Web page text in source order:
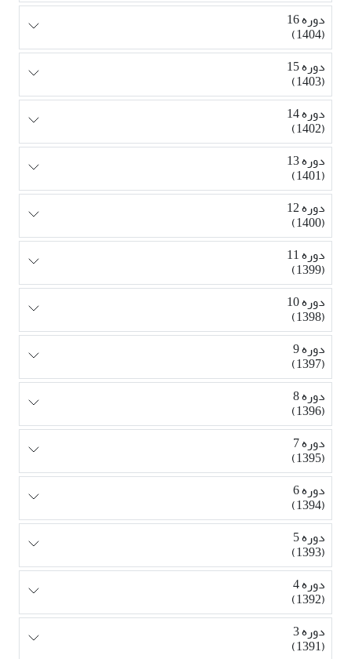
دوره 16
(1404)
دوره 15
(1403)
دوره 14
(1402)
دوره 13
(1401)
دوره 12
(1400)
دوره 11
(1399)
دوره 10
(1398)
دوره 9
(1397)
دوره 8
(1396)
دوره 7
(1395)
دوره 6
(1394)
دوره 5
(1393)
دوره 4
(1392)
دوره 3
(1391)